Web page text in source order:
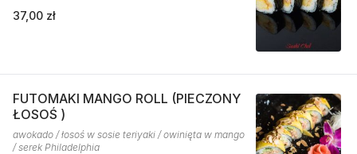
37,00 zł
FUTOMAKI MANGO ROLL (PIECZONY
ŁOSOŚ )
awokado / łosoś w sosie teriyaki / owinięta w mango
/ serek Philadelphia